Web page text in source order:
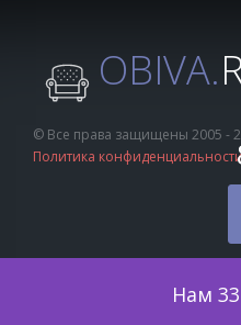
Нам
OBIVA.
© Все права защищены 2005 -
Политика